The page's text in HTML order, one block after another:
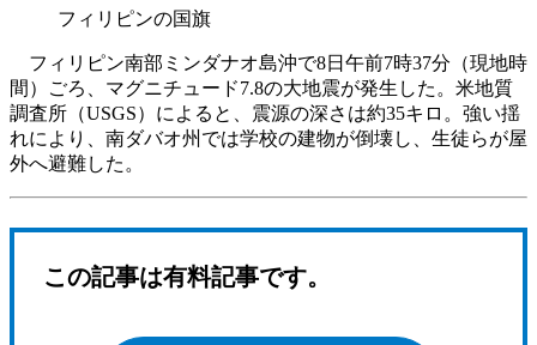
フィリピンの国旗
フィリピン南部ミンダナオ島沖で8日午前7時37分（現地時
間）ごろ、マグニチュード7.8の大地震が発生した。米地質
調査所（USGS）によると、震源の深さは約35キロ。強い揺
れにより、南ダバオ州では学校の建物が倒壊し、生徒らが屋
外へ避難した。
この記事は有料記事です。